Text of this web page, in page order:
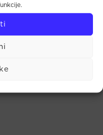
medicinsku osobu.